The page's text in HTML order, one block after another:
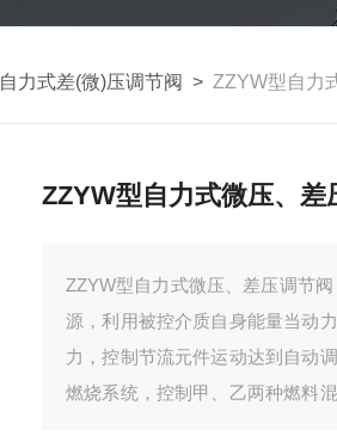
自力式差(微)压调节阀 > ZZYW型自力
ZZYW型自力式微压、差
ZZYW型自力式微压、差压调节
源，利用被控介质自身能量当动
力，控制节流元件运动达到自动
燃烧系统，控制甲、乙两种燃料